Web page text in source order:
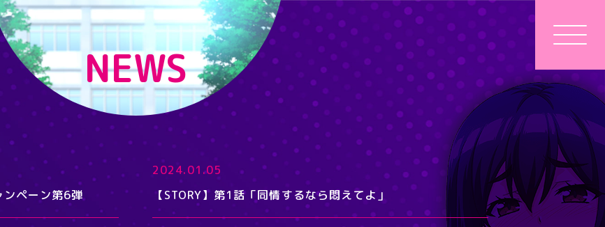
NEWS
ペーン第6弾
2024.01.05
【STORY】第1話「同情するなら悶えてよ」